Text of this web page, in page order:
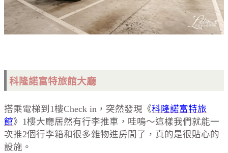
科隆諾富特旅館大廳
搭乘電梯到1樓Check in，突然發現《科隆諾富特旅
館》1樓大廳居然有行李推車，哇嗚～這樣我們就能一
次推2個行李箱和很多雜物進房間了，真的是很貼心的
設施。